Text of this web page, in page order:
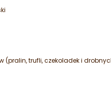
(pralin, trufli, czekoladek i